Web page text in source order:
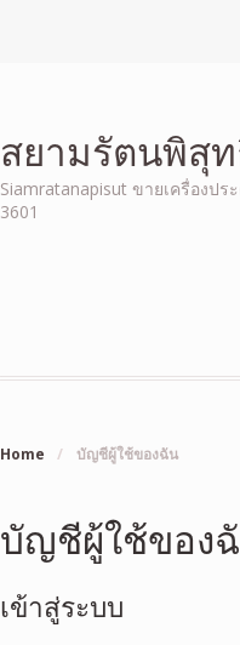
สยามรัตนพิสุ
Siamratanapisut ขายเครื่องป
3601
Home / บัญชีผู้ใช้ของฉัน
บัญชีผู้ใช้ของ
เข้าสู่ระบบ